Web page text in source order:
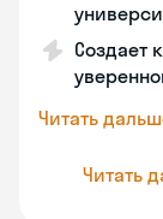
Создает
Читать
Читать